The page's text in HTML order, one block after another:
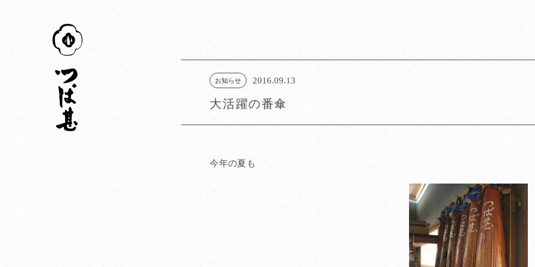
つば甚
お知らせ 2016.09.13
大活躍の番傘
今年の夏も